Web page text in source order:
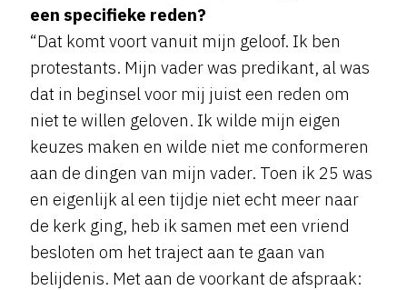
een specifieke reden?
“Dat komt voort vanuit mijn geloof. Ik ben
protestants. Mijn vader was predikant, al was
dat in beginsel voor mij juist een reden om
niet te willen geloven. Ik wilde mijn eigen
keuzes maken en wilde niet me conformeren
aan de dingen van mijn vader. Toen ik 25 was
en eigenlijk al een tijdje niet echt meer naar
de kerk ging, heb ik samen met een vriend
besloten om het traject aan te gaan van
belijdenis. Met aan de voorkant de afspraak: